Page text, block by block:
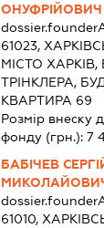
ОНУФРІЙОВИЧ
61023,
МІСТО ХАРКІВ,
ТРІНКЛЕРА,
КВАРТИРА 69
Розмір внеску
фонду (грн.): 7
БАБІЧЕВ
61010,